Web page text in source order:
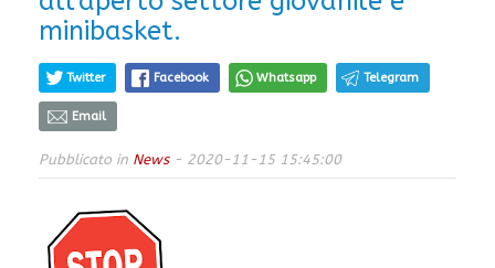
minibasket.
Twitter Facebook Whatsapp Telegram
Email
Pubblicato in News- 2020-11-15 15:45:00